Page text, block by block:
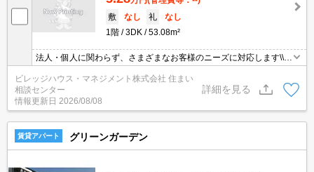
敷
なし 礼
なし
1階
3DK 53.08m²
法人・個人に関わらず、さまざまなお客様のニーズに対応します\\n
敷金・礼金・更新料・鍵交換手数料0円！※契約内容や審査の結
果、敷金をお預かりする場合がございます。
ビレッジハウス・マネジメント株式会社 住まい
相談センター
情報更新日 2026/08/08
詳細を見る
賃貸アパート グリーンガーデン